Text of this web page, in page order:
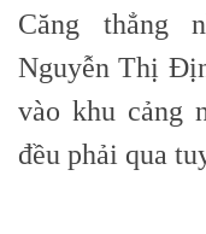
Căng thẳng
Nguyễn Thị
vào khu cảng
đều phải qua